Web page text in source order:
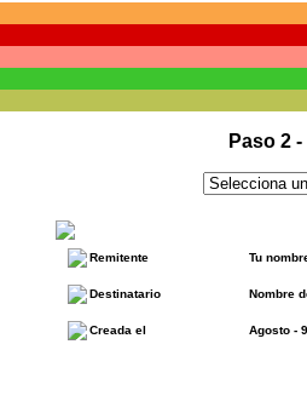
Paso 2
Remitente Tu
Destinatario Nombre
Creada el Agosto -